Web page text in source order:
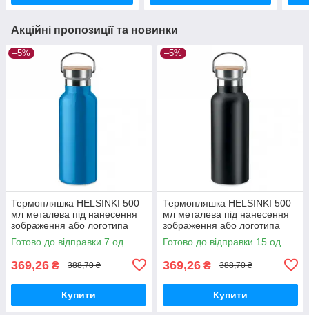
Акційні пропозиції та новинки
–5%
Термопляшка HELSINKI 500
мл металева під нанесення
зображення або логотипа
265, Блакитний
Готово до відправки 7 од.
369,26 ₴ 388,70 ₴
Купити
–5%
Термопляшка HELSINKI 500
мл металева під нанесення
зображення або логотипа
265, Чорний
Готово до відправки 15 од.
369,26 ₴ 388,70 ₴
Купити